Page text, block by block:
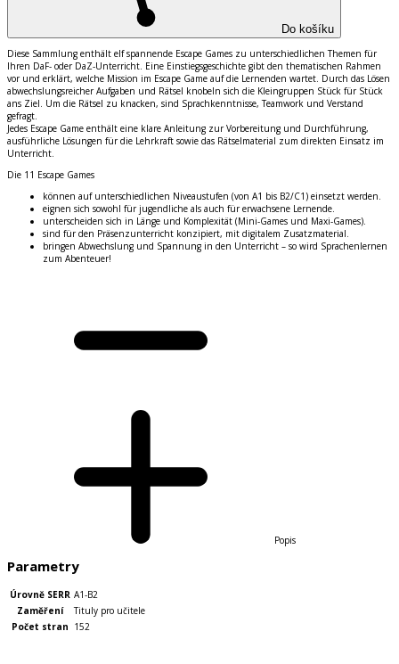
Do košíku
Diese Sammlung enthält elf spannende Escape Games zu unterschiedlichen Themen für
Ihren DaF- oder DaZ-Unterricht. Eine Einstiegsgeschichte gibt den thematischen Rahmen
vor und erklärt, welche Mission im Escape Game auf die Lernenden wartet. Durch das L ösen
abwechslungsreicher Aufgaben und Rätsel knobeln sich die Kleingruppen Stück für Stück
ans Ziel. Um die Rätsel zu knacken, sind Sprachkenntnisse, Teamwork und Verstand
gefragt.
Jedes Escape Game enthält eine klare Anleitung zur Vorbereitung und Durchführung,
ausführliche L ösungen für die Lehrkraft sowie das Rätselmaterial zum direkten Einsatz im
Unterricht.
Die 11 Escape Games
können auf unterschiedlichen Niveaustufen (von A1 bis B2/C1) einsetzt werden.
eignen sich sowohl für jugendliche als auch für erwachsene Lernende.
unterscheiden sich in L änge und Komplexität (Mini-Games und Maxi-Games).
sind für den Präsenzunterricht konzipiert, mit digitalem Zusatzmaterial.
bringen Abwechslung und Spannung in den Unterricht – so wird Sprachenlernen
zum Abenteuer!
Popis
Parametry
Úrovně SERR A1-B2
Zaměření
Tituly pro učitele
Počet stran 152